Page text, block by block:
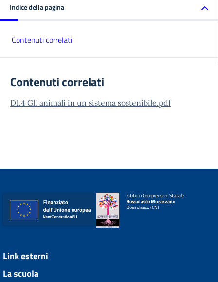
Indice della pagina
Contenuti correlati
Contenuti correlati
D1.4 Gli animali in un sistema sostenibile.pdf
Istituto Comprensivo Statale
Bossolasco Murazzano
Bossolasco (CN)
Link esterni
La scuola